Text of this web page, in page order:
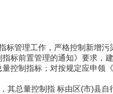
管理工作，严格控制新增污
前置管理的通知》要求，
控制指标；对按规定应申
总量控制指 标由区(市)县自